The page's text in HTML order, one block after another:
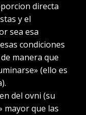
directa
y el
sea esa
condiciones
manera que
(ello es
del ovni (su
mayor que las